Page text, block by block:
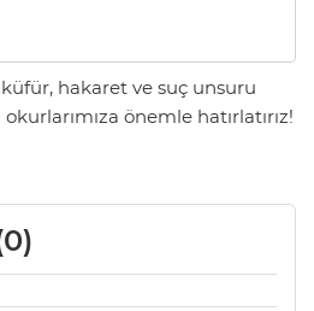
hakaret ve suç unsuru
önemle hatırlatırız!
0)